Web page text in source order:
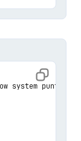
system punt